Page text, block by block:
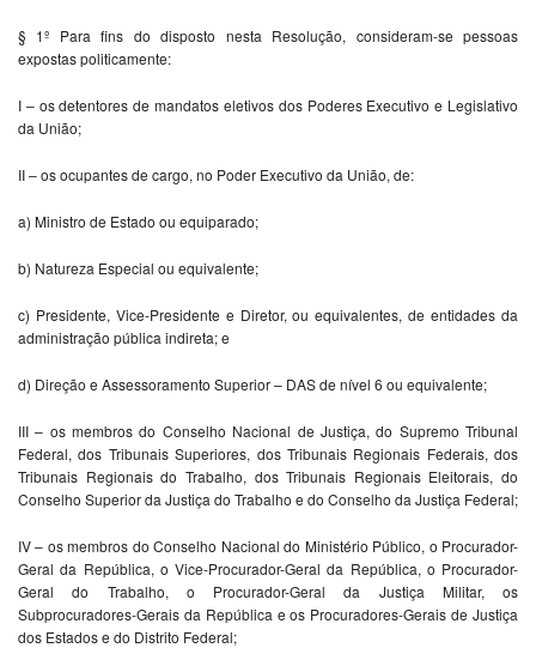
§ 1º Para fins do disposto nesta Resolução, consideram-se pessoas
expostas politicamente:
I – os detentores de mandatos eletivos dos Poderes Executivo e Legislativo
da União;
II – os ocupantes de cargo, no Poder Executivo da União, de:
a) Ministro de Estado ou equiparado;
b) Natureza Especial ou equivalente;
c) Presidente, Vice-Presidente e Diretor, ou equivalentes, de entidades da
administração pública indireta; e
d) Direção e Assessoramento Superior – DAS de nível 6 ou equivalente;
III – os membros do Conselho Nacional de Justiça, do Supremo Tribunal
Federal, dos Tribunais Superiores, dos Tribunais Regionais Federais, dos
Tribunais Regionais do Trabalho, dos Tribunais Regionais Eleitorais, do
Conselho Superior da Justiça do Trabalho e do Conselho da Justiça Federal;
IV – os membros do Conselho Nacional do Ministério Público, o Procurador-
Geral da República, o Vice-Procurador-Geral da República, o Procurador-
Geral do Trabalho, o Procurador-Geral da Justiça Militar, os
Subprocuradores-Gerais da República e os Procuradores-Gerais de Justiça
dos Estados e do Distrito Federal;